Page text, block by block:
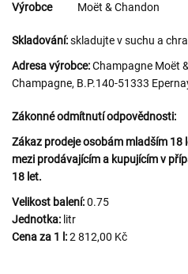
Výrobce
Moët & Chandon
Skladování:skladujte v suchu a
Adresa výrobce:Champagne Moët
Champagne, B.P.140-51333
Zákonné odmítnutí odpovědnosti:
Zákaz prodeje osobám mladším 18
mezi prodávajícím a kupujícím v
18 let.
Velikost balení:0.75
Jednotka: litr
Cena za 1 l:2 812,00 Kč